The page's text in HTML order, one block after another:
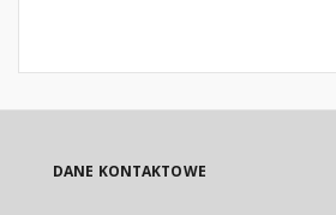
DANE KONTAKTOWE